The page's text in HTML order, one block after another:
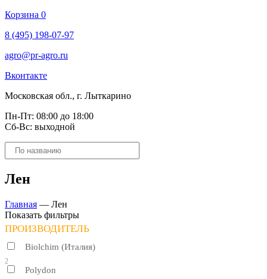
Корзина 0
8 (495) 198-07-97
agro@pr-agro.ru
Вконтакте
Московская обл., г. Лыткарино
Пн-Пт: 08:00 до 18:00
Сб-Вс: выходной
Поиск
товаров
Лен
Главная — Лен
Показать фильтры
ПРОИЗВОДИТЕЛЬ
Biolchim (Италия)
2
Polydon